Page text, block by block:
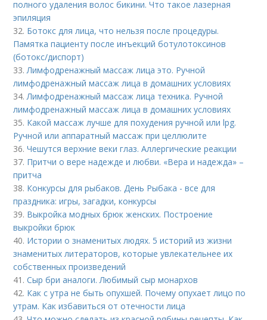
полного удаления волос бикини. Что такое лазерная
эпиляция
32. Ботокс для лица, что нельзя после процедуры.
Памятка пациенту после инъекций ботулотоксинов
(ботокс/диспорт)
33. Лимфодренажный массаж лица это. Ручной
лимфодренажный массаж лица в домашних условиях
34. Лимфодренажный массаж лица техника. Ручной
лимфодренажный массаж лица в домашних условиях
35. Какой массаж лучше для похудения ручной или lpg.
Ручной или аппаратный массаж при целлюлите
36.Чешутся верхние веки глаз. Аллергические реакции
37. Притчи о вере надежде и любви. «Вера и надежда» –
притча
38. Конкурсы для рыбаков. День Рыбака - все для
праздника: игры, загадки, конкурсы
39. Выкройка модных брюк женских. Построение
выкройки брюк
40. Истории о знаменитых людях. 5 историй из жизни
знаменитых литераторов, которые увлекательнее их
собственных произведений
41.Сыр бри аналоги. Любимый сыр монархов
42. Как с утра не быть опухшей. Почему опухает лицо по
утрам. Как избавиться от отечности лица